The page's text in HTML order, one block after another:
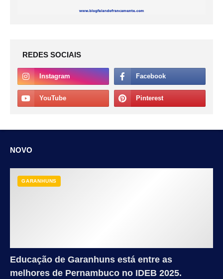
REDES SOCIAIS
NOVO
GARANHUNS
Educação de Garanhuns está entre as
melhores de Pernambuco no IDEB 2025.